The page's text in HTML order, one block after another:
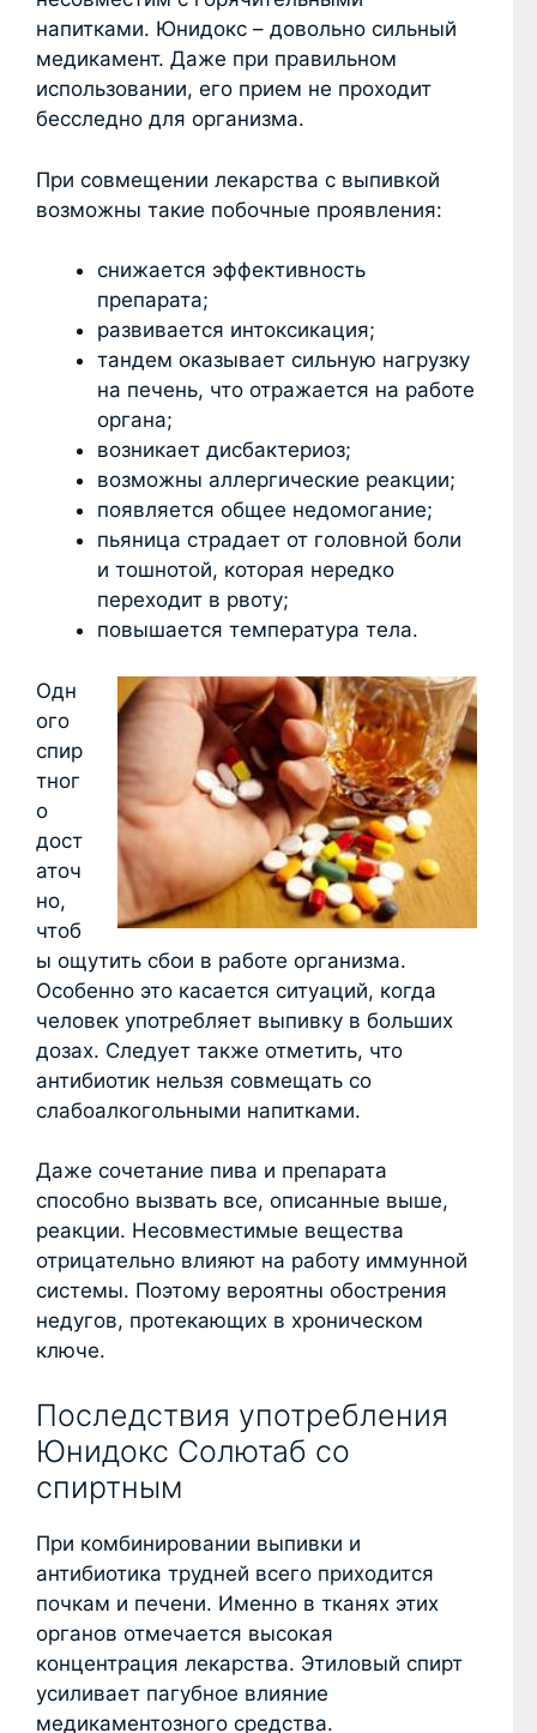
напитками. Юнидокс – довольно сильный
медикамент. Даже при правильном
использовании, его прием не проходит
бесследно для организма.
При совмещении лекарства с выпивкой
возможны такие побочные проявления:
снижается эффективность
препарата;
развивается интоксикация;
тандем оказывает сильную нагрузку
на печень, что отражается на работе
органа;
возникает дисбактериоз;
возможны аллергические реакции;
появляется общее недомогание;
пьяница страдает от головной боли
и тошнотой, которая нередко
переходит в рвоту;
повышается температура тела.
Одн
ого
спир
тног
о
дост
аточ
но,
чтоб
ы ощутить сбои в работе организма.
Особенно это касается ситуаций, когда
человек употребляет выпивку в больших
дозах. Следует также отметить, что
антибиотик нельзя совмещать со
слабоалкогольными напитками.
Даже сочетание пива и препарата
способно вызвать все, описанные выше,
реакции. Несовместимые вещества
отрицательно влияют на работу иммунной
системы. Поэтому вероятны обострения
недугов, протекающих в хроническом
ключе.
Последствия употребления
Юнидокс Солютаб со
спиртным
При комбинировании выпивки и
антибиотика трудней всего приходится
почкам и печени. Именно в тканях этих
органов отмечается высокая
концентрация лекарства. Этиловый спирт
усиливает пагубное влияние
медикаментозного средства.